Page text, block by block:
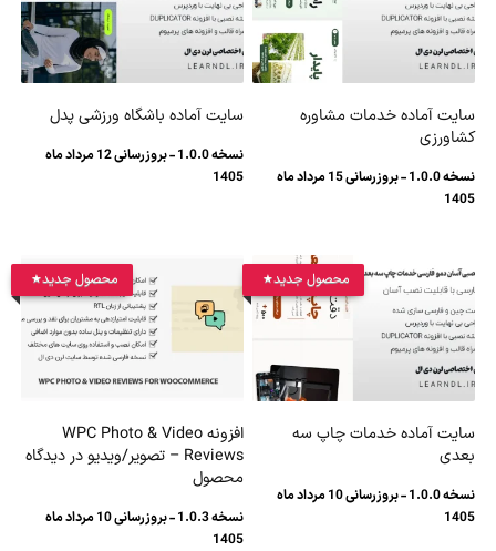
سایت آماده خدمات مشاوره
کشاورزی
نسخه 1.0.0 - بروزرسانی 15 مرداد ماه
1405
سایت آماده باشگاه ورزشی پدل
نسخه 1.0.0 - بروزرسانی 12 مرداد ماه
1405
محصول جدید
سایت آماده خدمات چاپ سه
بعدی
نسخه 1.0.0 - بروزرسانی 10 مرداد ماه
1405
محصول جدید
افزونه WPC Photo & Video
Reviews – تصویر/ویدیو در دیدگاه
محصول
نسخه 1.0.3 - بروزرسانی 10 مرداد ماه
1405